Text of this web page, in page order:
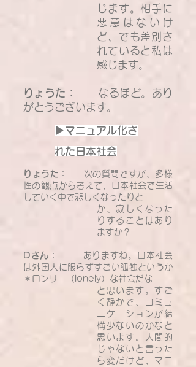
じます。相手に
悪意はないけ
ど、でも差別さ
れていると私は
感じます。
りょうた：
なるほど。あり
がとうございます。
▶マニュアル化さ
れた日本社会
りょうた：
次の質問ですが、多様
性の観点から考えて、日本社会で生活
していく中で悲しくなったりと
か、寂しくなった
りすることはあり
ますか？
Dさん：
ありますね。日本社会
は外国人に限らずすごい孤独というか
＊ロンリー（lonely）な社会だな
と思います。すご
く静かで、コミュ
ニケーションが結
構少ないのかなと
思います。人間的
じゃないと言った
ら変だけど、マニ